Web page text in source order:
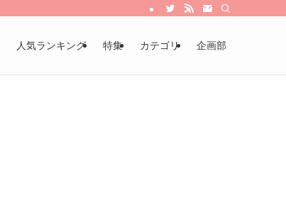
人気ランキング 特集 カテゴリ 企画部